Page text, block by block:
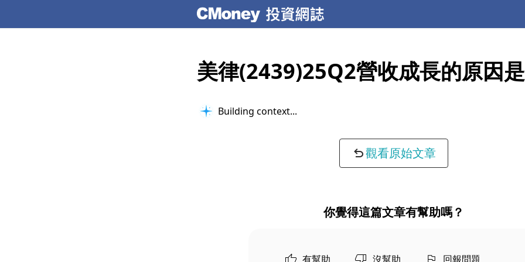
美律(2439)25Q2營收成長的原因
Building context...
觀看原始文章
你覺得這篇文章有幫助嗎？
有幫助 沒幫助 回報問題